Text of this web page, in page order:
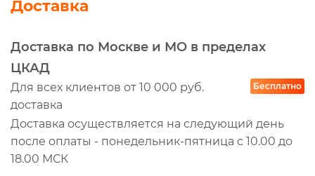
Доставка
Доставка по Москве и МО в пределах
ЦКАД
Для всех клиентов от 10 000 руб.
доставка
Бесплатно
Доставка осуществляется на следующий день
после оплаты - понедельник-пятница с 10.00 до
18.00 МСК